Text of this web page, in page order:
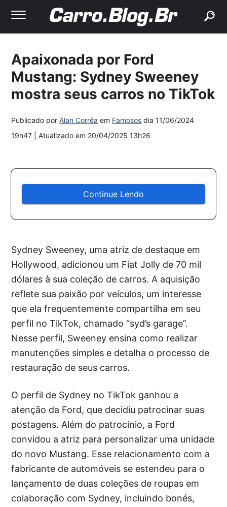
Apaixonada por Ford
Mustang: Sydney Sweeney
mostra seus carros no TikTok
Publicado porAlan Corrêa em Famosos dia11/06/2024
19h47
| Atualizado em 20/04/2025 13h26
Continue Lendo
Sydney Sweeney, uma atriz de destaque em
Hollywood, adicionou um Fiat Jolly de 70 mil
dólares à sua coleção de carros. A aquisição
reflete sua paixão por veículos, um interesse
que ela frequentemente compartilha em seu
perfil no TikTok, chamado “syd’s garage”.
Nesse perfil, Sweeney ensina como realizar
manutenções simples e detalha o processo de
restauração de seus carros.
O perfil de Sydney no TikTok ganhou a
atenção da Ford, que decidiu patrocinar suas
postagens. Além do patrocínio, a Ford
convidou a atriz para personalizar uma unidade
do novo Mustang. Esse relacionamento com a
fabricante de automóveis se estendeu para o
lançamento de duas coleções de roupas em
colaboração com Sydney, incluindo bonés,